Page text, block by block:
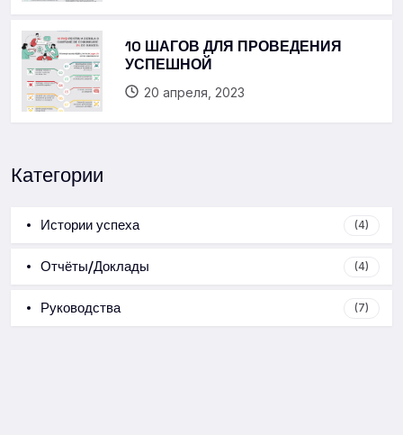
10 ШАГОВ ДЛЯ ПРОВЕДЕНИЯ
УСПЕШНОЙ
20 апреля, 2023
Категории
Истории успеха (4)
Отчёты/Доклады (4)
Руководства (7)